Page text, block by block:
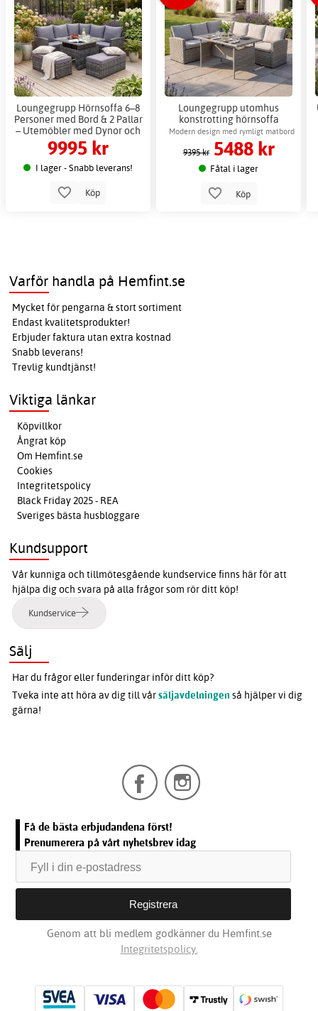
Loungegrupp Hörnsoffa 6–8
Personer med Bord & 2 Pallar
– Utemöbler med Dynor och
Härdat Glas
9995 kr
I lager - Snabb leverans!
Köp
Loungegrupp utomhus
konstrotting hörnsoffa
Gardeney Moreno +
Möbelvård
Modern design med rymligt matbord
för familjen
9395 kr 5488 kr
Fåtal i lager
Köp
Varför handla på Hemfint.se
Mycket för pengarna & stort sortiment
Endast kvalitetsprodukter!
Erbjuder faktura utan extra kostnad
Snabb leverans!
Trevlig kundtjänst!
Viktiga länkar
Köpvillkor
Ångrat köp
Om Hemfint.se
Cookies
Integritetspolicy
Black Friday 2025 - REA
Sveriges bästa husbloggare
Kundsupport
Vår kunniga och tillmötesgående kundservice finns här för att
hjälpa dig och svara på alla frågor som rör ditt köp!
Kundservice
Sälj
Har du frågor eller funderingar inför ditt köp?
Tveka inte att höra av dig till vårsäljavdelningen så hjälper vi dig
gärna!
Få de bästa erbjudandena först!
Prenumerera på vårt nyhetsbrev idag
Genom att bli medlem godkänner du Hemfint.se
Integritetspolicy.